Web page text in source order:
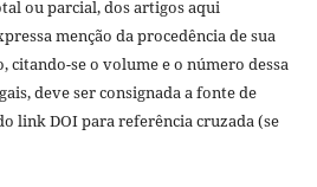
ou parcial, dos artigos aqui
menção da procedência de sua
citando-se o volume e o número dessa
deve ser consignada a fonte de
link DOI para referência cruzada (se